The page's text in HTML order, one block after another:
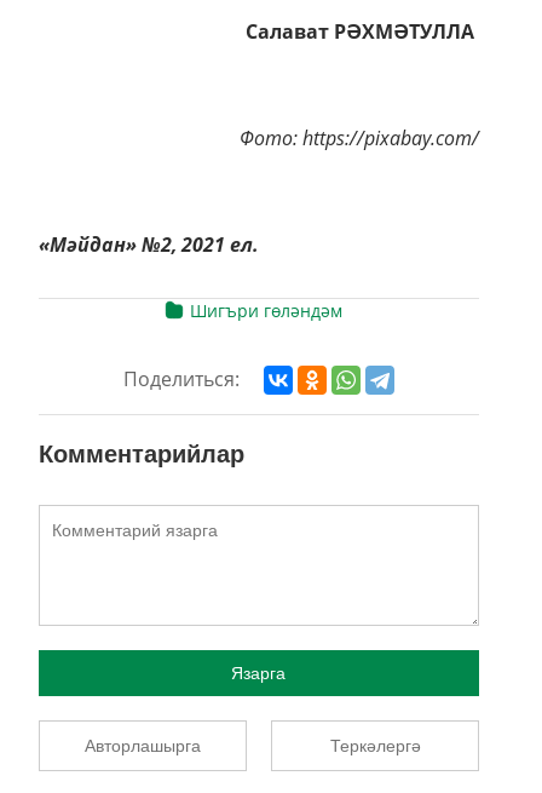
Салават РӘХМӘТУЛЛА
Фото: https://pixabay.com/
«Мәйдан» №2, 2021 ел.
Шигъри гөләндәм
Поделиться:
Комментарийлар
Язарга
Авторлашырга Теркәлергә